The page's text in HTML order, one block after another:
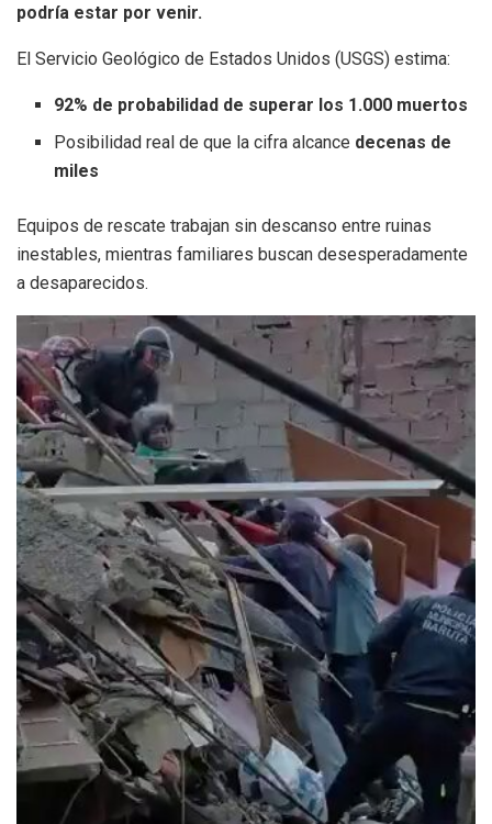
podría estar por venir.
El Servicio Geológico de Estados Unidos (USGS) estima:
92% de probabilidad de superar los 1.000 muertos
Posibilidad real de que la cifra alcance decenas de
miles
Equipos de rescate trabajan sin descanso entre ruinas
inestables, mientras familiares buscan desesperadamente
a desaparecidos.